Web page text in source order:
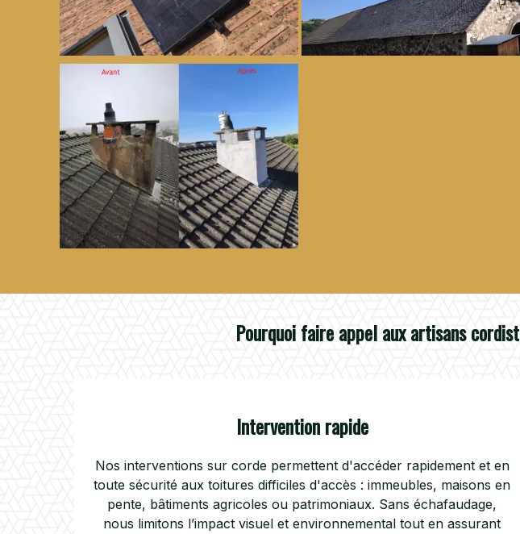
Pourquoi faire appel aux artisans
Intervention rapide
Nos interventions sur corde permettent d'accéder rapidement et en
toute sécurité aux toitures difficiles d'accès : immeubles, maisons en
pente, bâtiments agricoles ou patrimoniaux. Sans échafaudage,
nous limitons l’impact visuel et environnemental tout en assurant